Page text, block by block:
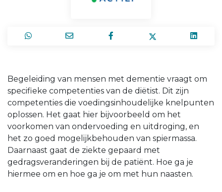
Begeleiding van mensen met dementie vraagt om
specifieke competenties van de diëtist. Dit zijn
competenties die voedingsinhoudelijke knelpunten
oplossen. Het gaat hier bijvoorbeeld om het
voorkomen van ondervoeding en uitdroging, en
het zo goed mogelijkbehouden van spiermassa.
Daarnaast gaat de ziekte gepaard met
gedragsveranderingen bij de patiënt. Hoe ga je
hiermee om en hoe ga je om met hun naasten.